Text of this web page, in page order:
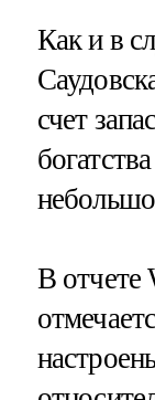
Как и в
счет
В отчете